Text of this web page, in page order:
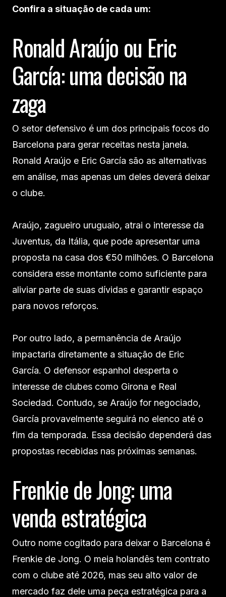
Confira a situação de cada um:
Ronald Araújo ou Eric
García: uma decisão na
zaga
O setor defensivo é um dos principais focos do
Barcelona para gerar receitas nesta janela.
Ronald Araújo e Eric García são as alternativas
em análise, mas apenas um deles deverá deixar
o clube.
Araújo, zagueiro uruguaio, atrai o interesse da
Juventus, da Itália, que pode apresentar uma
proposta na casa dos €50 milhões. O Barcelona
considera esse montante como suficiente para
aliviar parte de suas dívidas e garantir espaço
para novos reforços.
Por outro lado, a permanência de Araújo
impactaria diretamente a situação de Eric
García. O defensor espanhol desperta o
interesse de clubes como Girona e Real
Sociedad. Contudo, se Araújo for negociado,
García provavelmente seguirá no elenco até o
fim da temporada. Essa decisão dependerá das
propostas recebidas nas próximas semanas.
Frenkie de Jong: uma
venda estratégica
Outro nome cogitado para deixar o Barcelona é
Frenkie de Jong. O meia holandês tem contrato
com o clube até 2026, mas seu alto valor de
mercado faz dele uma peça estratégica para a